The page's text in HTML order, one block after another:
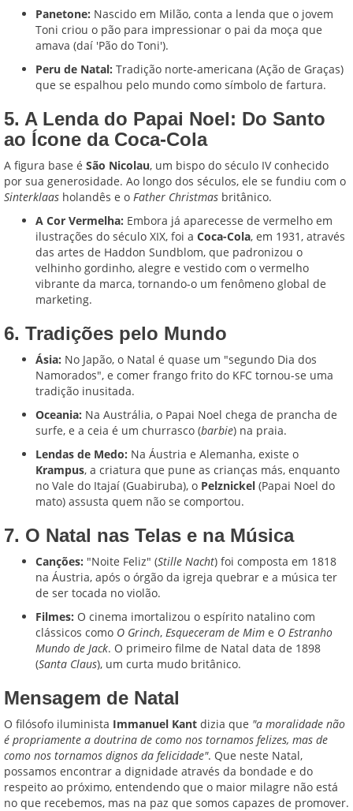
Panetone: Nascido em Milão, conta a lenda que o jovem
Toni criou o pão para impressionar o pai da moça que
amava (daí 'Pão do Toni').
Peru de Natal: Tradição norte-americana (Ação de Graças)
que se espalhou pelo mundo como símbolo de fartura.
5. A Lenda do Papai Noel: Do Santo
ao Ícone da Coca-Cola
A figura base é São Nicolau, um bispo do século IV conhecido
por sua generosidade. Ao longo dos séculos, ele se fundiu com o
Sinterklaas holandês e o Father Christmas britânico.
A Cor Vermelha: Embora já aparecesse de vermelho em
ilustrações do século XIX, foi a Coca-Cola, em 1931, através
das artes de Haddon Sundblom, que padronizou o
velhinho gordinho, alegre e vestido com o vermelho
vibrante da marca, tornando-o um fenômeno global de
marketing.
6. Tradições pelo Mundo
Ásia: No Japão, o Natal é quase um "segundo Dia dos
Namorados", e comer frango frito do KFC tornou-se uma
tradição inusitada.
Oceania: Na Austrália, o Papai Noel chega de prancha de
surfe, e a ceia é um churrasco (barbie) na praia.
Lendas de Medo: Na Áustria e Alemanha, existe o
Krampus, a criatura que pune as crianças más, enquanto
no Vale do Itajaí (Guabiruba), o Pelznickel (Papai Noel do
mato) assusta quem não se comportou.
7. O Natal nas Telas e na Música
Canções: "Noite Feliz" (Stille Nacht) foi composta em 1818
na Áustria, após o órgão da igreja quebrar e a música ter
de ser tocada no violão.
Filmes: O cinema imortalizou o espírito natalino com
clássicos como O Grinch, Esqueceram de Mim e O Estranho
Mundo de Jack. O primeiro filme de Natal data de 1898
(Santa Claus), um curta mudo britânico.
Mensagem de Natal
O filósofo iluminista Immanuel Kant dizia que "a moralidade não
é propriamente a doutrina de como nos tornamos felizes, mas de
como nos tornamos dignos da felicidade". Que neste Natal,
possamos encontrar a dignidade através da bondade e do
respeito ao próximo, entendendo que o maior milagre não está
no que recebemos, mas na paz que somos capazes de promover.